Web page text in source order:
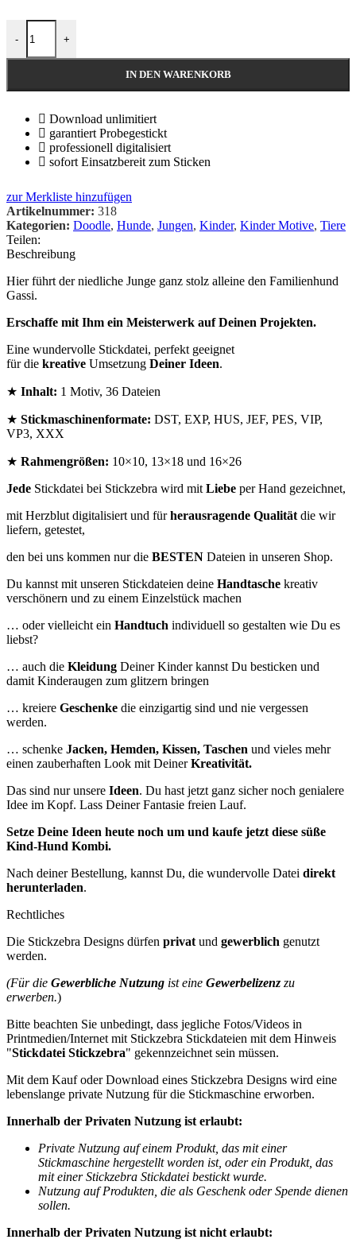
- +
IN DEN WARENKORB
Download unlimitiert
garantiert Probegestickt
professionell digitalisiert
sofort Einsatzbereit zum Sticken
zur Merkliste hinzufügen
Artikelnummer: 318
Kategorien: Doodle, Hunde, Jungen, Kinder, Kinder Motive, Tiere
Teilen:
Beschreibung
Hier führt der niedliche Junge ganz stolz alleine den Familienhund
Gassi.
Erschaffe mit Ihm ein Meisterwerk auf Deinen Projekten.
Eine wundervolle Stickdatei, perfekt geeignet
für die kreative Umsetzung Deiner Ideen.
★ Inhalt: 1 Motiv, 36 Dateien
★ Stickmaschinenformate: DST, EXP, HUS, JEF, PES, VIP,
VP3, XXX
★ Rahmengrößen: 10×10, 13×18 und 16×26
Jede Stickdatei bei Stickzebra wird mit Liebe per Hand gezeichnet,
mit Herzblut digitalisiert und fürherausragende Qualität die wir
liefern, getestet,
den bei uns kommen nur die BESTEN Dateien in unseren Shop.
Du kannst mit unseren Stickdateien deine Handtasche kreativ
verschönern und zu einem Einzelstück machen
… oder vielleicht ein Handtuch individuell so gestalten wie Du es
liebst?
… auch die Kleidung Deiner Kinder kannst Du besticken und
damit Kinderaugen zum glitzern bringen
… kreiere Geschenke die einzigartig sind und nie vergessen
werden.
… schenke Jacken, Hemden, Kissen, Taschen und vieles mehr
einen zauberhaften Look mit DeinerKreativität.
Das sind nur unsere Ideen. Du hast jetzt ganz sicher noch genialere
Idee im Kopf. Lass Deiner Fantasie freien Lauf.
Setze Deine Ideen heute noch um und kaufe jetzt diese süße
Kind-Hund Kombi.
Nach deiner Bestellung, kannst Du, die wundervolle Datei direkt
herunterladen.
Rechtliches
Die Stickzebra Designs dürfen privat und gewerblich genutzt
werden.
(Für die Gewerbliche Nutzung ist eine Gewerbelizenz zu
erwerben.)
Bitte beachten Sie unbedingt, dass jegliche Fotos/Videos in
Printmedien/Internet mit Stickzebra Stickdateien mit dem Hinweis
"Stickdatei Stickzebra" gekennzeichnet sein müssen.
Mit dem Kauf oder Download eines Stickzebra Designs wird eine
lebenslange private Nutzung für die Stickmaschine erworben.
Innerhalb der Privaten Nutzung ist erlaubt:
Private Nutzung auf einem Produkt, das mit einer
Stickmaschine hergestellt worden ist, oder ein Produkt, das
mit einer Stickzebra Stickdatei bestickt wurde.
Nutzung auf Produkten, die als Geschenk oder Spende dienen
sollen.
Innerhalb der Privaten Nutzung ist nicht erlaubt: